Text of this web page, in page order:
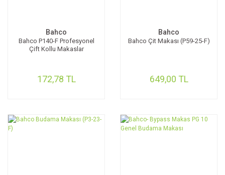
Bahco
Bahco P140-F Profesyonel
Çift Kollu Makaslar
172,78 TL
Bahco
Bahco Çit Makası (P59-25-F)
649,00 TL